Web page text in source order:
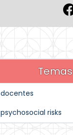
Temas
docentes
psychosocial risks